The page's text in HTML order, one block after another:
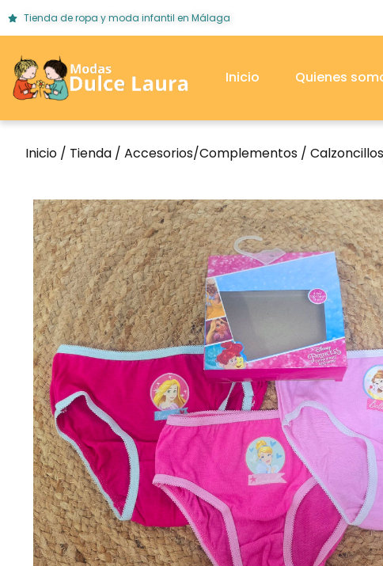
Tienda de ropa y moda infantil en Málaga
Inicio Quienes
Inicio / Tienda / Accesorios/Complementos /